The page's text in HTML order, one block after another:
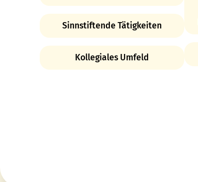
Sinnstiftende Tätigkeiten
Kollegiales Umfeld